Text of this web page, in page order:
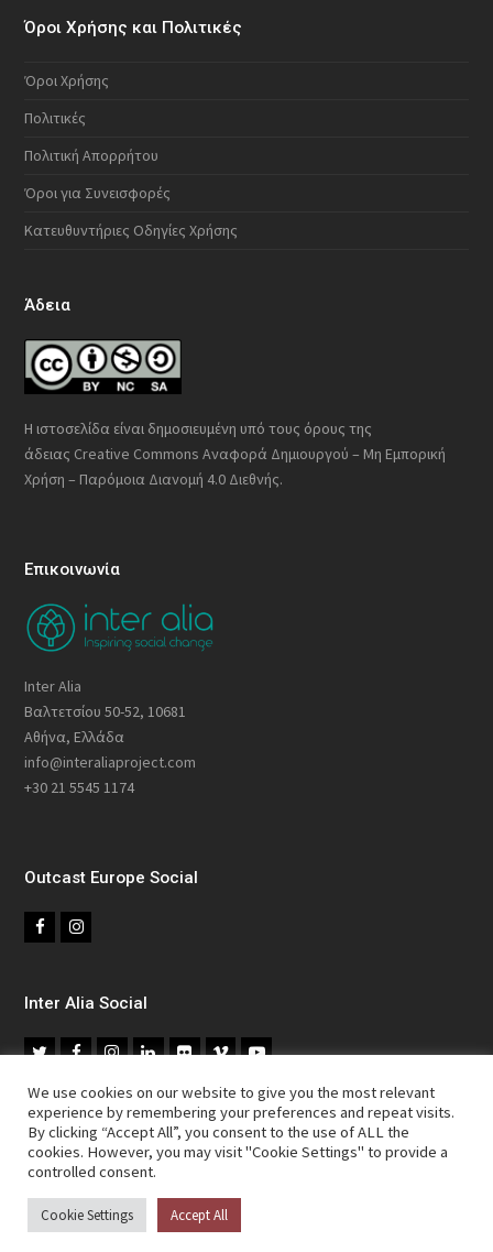
Όροι Χρήσης και Πολιτικές
Όροι Χρήσης
Πολιτικές
Πολιτική Απορρήτου
Όροι για Συνεισφορές
Κατευθυντήριες Οδηγίες Χρήσης
Άδεια
Η ιστοσελίδα είναι δημοσιευμένη υπό τους όρους της
άδειας Creative Commons Αναφορά Δημιουργού – Μη Εμπορική
Χρήση – Παρόμοια Διανομή 4.0 Διεθνής.
Επικοινωνία
Inter Alia
Βαλτετσίου 50-52, 10681
Αθήνα, Ελλάδα
info@interaliaproject.com
+30 21 5545 1174
Outcast Europe Social
F
e
b
o
k
I
t
r
a
m
Inter Alia Social
T
i
t
t
e
r
F
c
e
b
o
o
I
s
t
a
g
r
L
n
k
d
I
F
i
c
r
V
m
e
Y
o
u
t
Copyright 2021 - Inter Alia - Creative Commons Attribution-
NonCommercial-ShareAlike 4.0 International.
Σχετικά με αυτήν την ιστοσελίδα
Δράση Outcast Europe
We use cookies on our website to give you the most relevant
experience by remembering your preferences and repeat visits.
By clicking “Accept All”, you consent to the use of ALL the
cookies. However, you may visit "Cookie Settings" to provide a
controlled consent.
Cookie Settings Accept All